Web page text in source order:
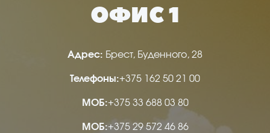
ОФИС 1
Адрес: Брест, Буденного, 28
Телефоны:+375 162 50 21 00
МОБ:+375 33 688 03 80
МОБ:+375 29 572 46 86